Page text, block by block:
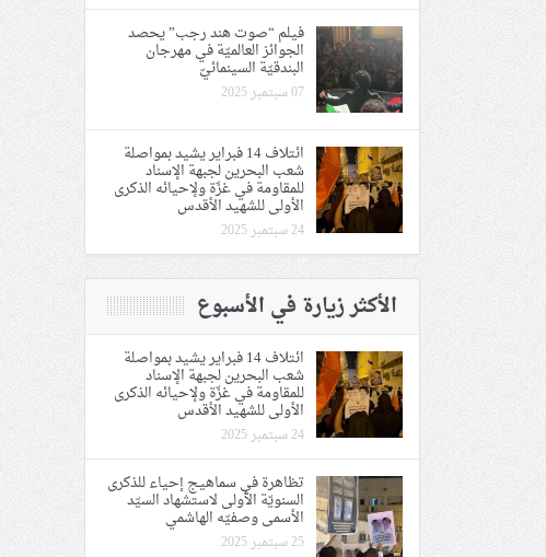
فيلم “صوت هند رجب” يحصد
الجوائز العالميّة في مهرجان
البندقيّة السينمائيّ
07 سبتمبر 2025
ائتلاف 14 فبراير يشيد بمواصلة
شعب البحرين لجبهة الإسناد
للمقاومة في غزّة ولإحيائه الذكرى
الأولى للشهيد الأقدس
24 سبتمبر 2025
الأكثر زيارة في الأسبوع
ائتلاف 14 فبراير يشيد بمواصلة
شعب البحرين لجبهة الإسناد
للمقاومة في غزّة ولإحيائه الذكرى
الأولى للشهيد الأقدس
24 سبتمبر 2025
تظاهرة في سماهيج إحياء للذكرى
السنويّة الأولى لاستشهاد السيّد
الأسمى وصفيّه الهاشمي
25 سبتمبر 2025